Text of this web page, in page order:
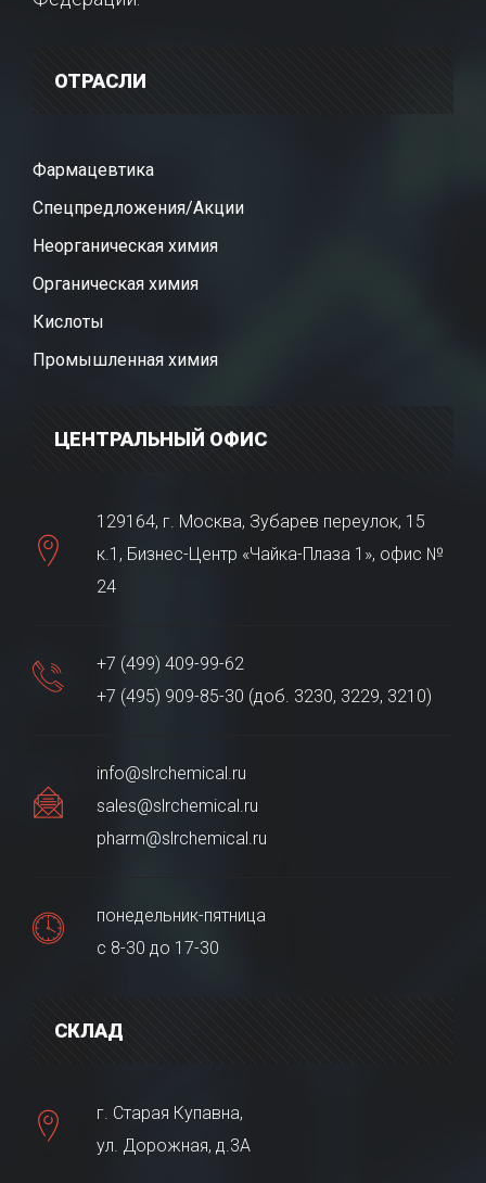
ОТРАСЛИ
Фармацевтика
Спецпредложения/Акции
Неорганическая химия
Органическая химия
Кислоты
Промышленная химия
ЦЕНТРАЛЬНЫЙ ОФИС
129164, г. Москва, Зубарев переулок, 15
к.1, Бизнес-Центр «Чайка-Плаза 1», офис №
24
+7 (499) 409-99-62
+7 (495) 909-85-30 (доб. 3230, 3229, 3210)
info@slrchemical.ru
sales@slrchemical.ru
pharm@slrchemical.ru
понедельник-пятница
с 8-30 до 17-30
СКЛАД
г. Старая Купавна,
ул. Дорожная, д.3А